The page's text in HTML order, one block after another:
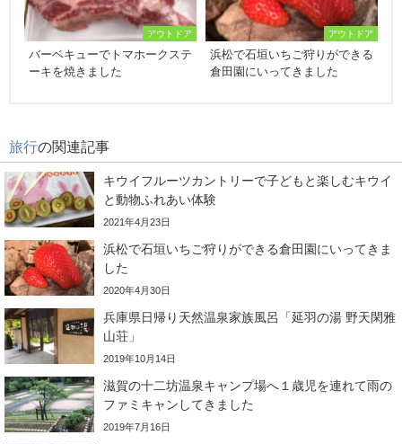
アウトドア
バーベキューでトマホークステ
ーキを焼きました
アウトドア
浜松で石垣いちご狩りができる
倉田園にいってきました
旅行の関連記事
キウイフルーツカントリーで子どもと楽しむキウイ
と動物ふれあい体験
2021年4月23日
浜松で石垣いちご狩りができる倉田園にいってきま
した
2020年4月30日
兵庫県日帰り天然温泉家族風呂「延羽の湯 野天閑雅
山荘」
2019年10月14日
滋賀の十二坊温泉キャンプ場へ１歳児を連れて雨の
ファミキャンしてきました
2019年7月16日